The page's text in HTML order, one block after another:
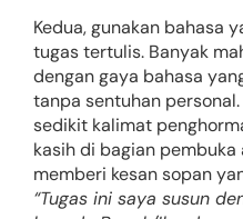
Kedua, gunakan bahasa
tugas tertulis. Banyak
dengan gaya bahasa
tanpa sentuhan
sedikit kalimat
kasih di bagian
memberi kesan sopan
“Tugas ini saya susun